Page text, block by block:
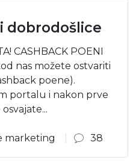
dobrodošlice
CASHBACK POENI
nas možete ostvariti
poene).
portalu i nakon prve
marketing
38